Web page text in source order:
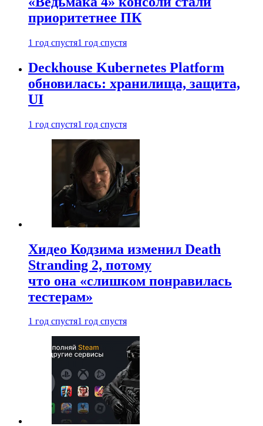
приоритетнее ПК
1 год спустя1 год спустя
Deckhouse Kubernetes Platform
обновилась: хранилища, защита,
UI
1 год спустя1 год спустя
Хидео Кодзима изменил Death
Stranding 2, потому
что она «слишком понравилась
тестерам»
1 год спустя1 год спустя